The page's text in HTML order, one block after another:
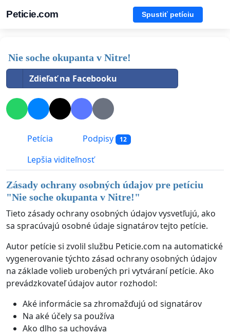
Peticie.com Spustiť petíciu
Nie soche okupanta v Nitre!
Zdieľať na Facebooku
Petícia Podpisy 12
Lepšia viditeľnosť
Zásady ochrany osobných údajov pre petíciu
"Nie soche okupanta v Nitre!"
Tieto zásady ochrany osobných údajov vysvetľujú, ako
sa spracúvajú osobné údaje signatárov tejto petície.
Autor petície si zvolil službu Peticie.com na automatické
vygenerovanie týchto zásad ochrany osobných údajov
na základe volieb urobených pri vytváraní petície. Ako
prevádzkovateľ údajov autor rozhodol:
Aké informácie sa zhromažďujú od signatárov
Na aké účely sa používa
Ako dlho sa uchováva